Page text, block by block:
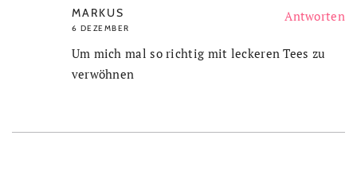
MARKUS
6 DEZEMBER
Um mich mal so richtig mit leckeren Tees zu
verwöhnen
Antworten